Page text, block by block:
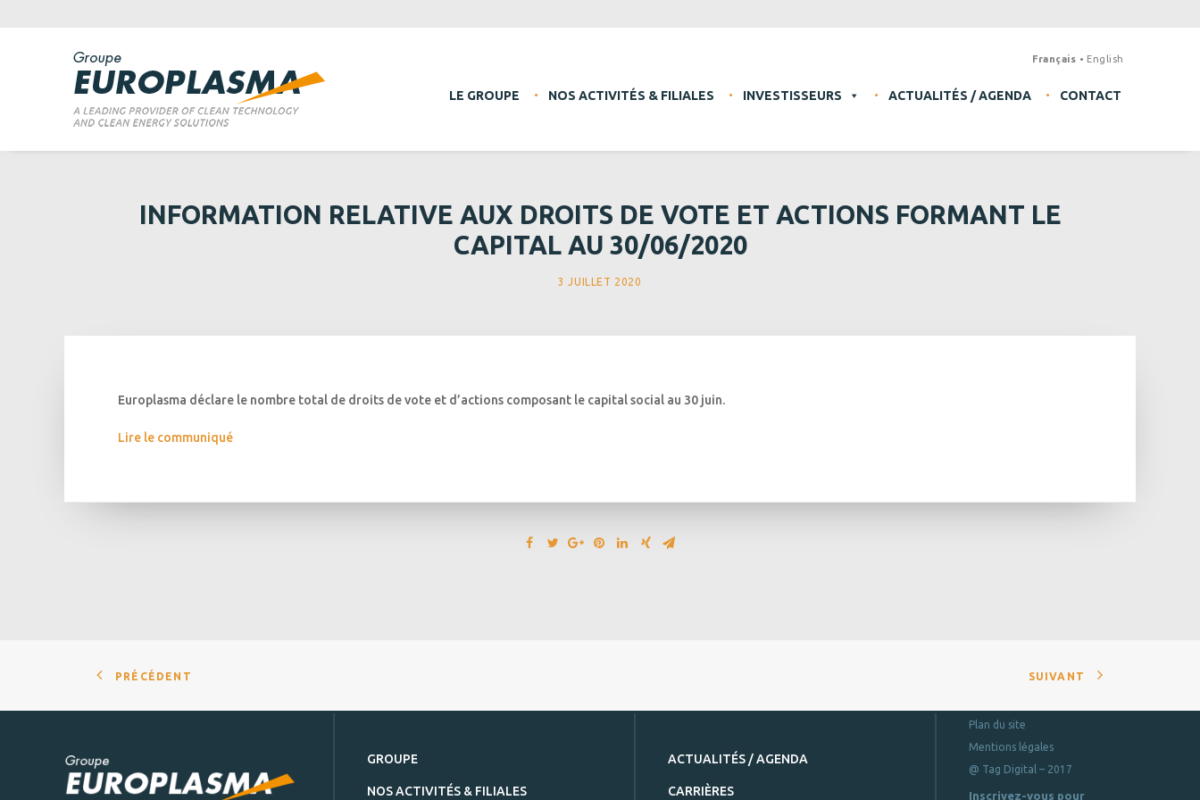
LE GROUPE NOS ACTIVITÉS & FILIALES INVESTISSEURS ACTUALITÉS / AGENDA CONTACT
Français English
INFORMATION RELATIVE AUX DROITS DE VOTE ET ACTIONS FORMANT LE
CAPITAL AU 30/06/2020
3 JUILLET 2020
Europlasma déclare le nombre total de droits de vote et d’actions composant le capital social au 30 juin.
Lire le communiqué
PRÉCÉDENT SUIVANT
GROUPE
NOS ACTIVITÉS & FILIALES
ACTUALITÉS / AGENDA
CARRIÈRES
Plan du site
Mentions légales
@ Tag Digital – 2017
Inscrivez-vous pour